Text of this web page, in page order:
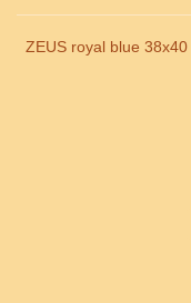
ZEUS royal blue 38x40